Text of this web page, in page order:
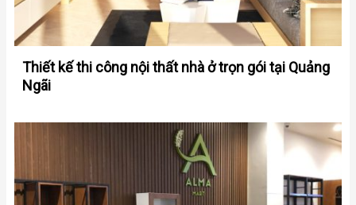
Thiết kế thi công nội thất nhà ở trọn gói tại Quảng
Ngãi